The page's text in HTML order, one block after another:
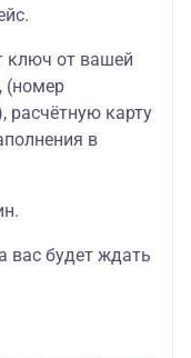
ключ от вашей
, (номер
расчётную карту
в
вас будет ждать